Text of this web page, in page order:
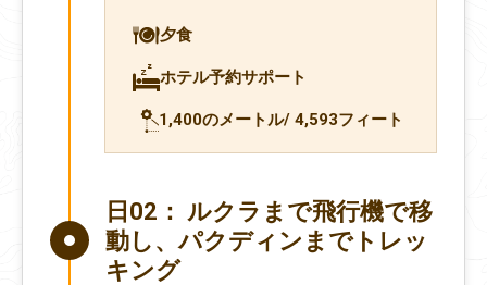
夕食
ホテル予約サポート
1,400のメートル/ 4,593フィート
日02： ルクラまで飛行機で移
動し、パクディンまでトレッ
キング